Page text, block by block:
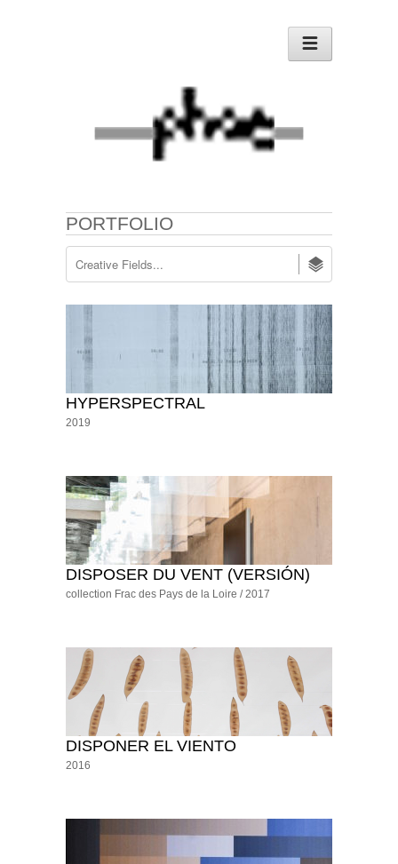
PORTFOLIO
HYPERSPECTRAL
2019
DISPOSER DU VENT (VERSIÓN)
collection Frac des Pays de la Loire / 2017
DISPONER EL VIENTO
2016